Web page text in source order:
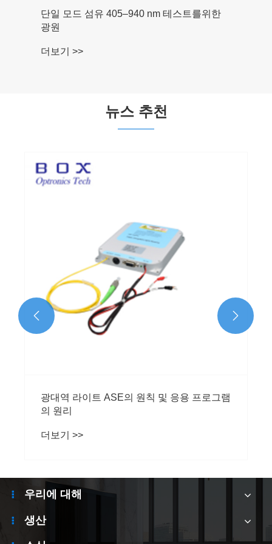
단일 모드 섬유 405–940 nm 테스트를위한
광원
더보기 >>
뉴스 추천
광대역 라이트 ASE의 원칙 및 응용 프로그램
의 원리
더보기 >>
 
우리에 대해
생산